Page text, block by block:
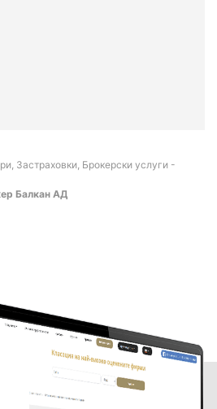
Застраховки, Брокерски услуги -
Балкан АД